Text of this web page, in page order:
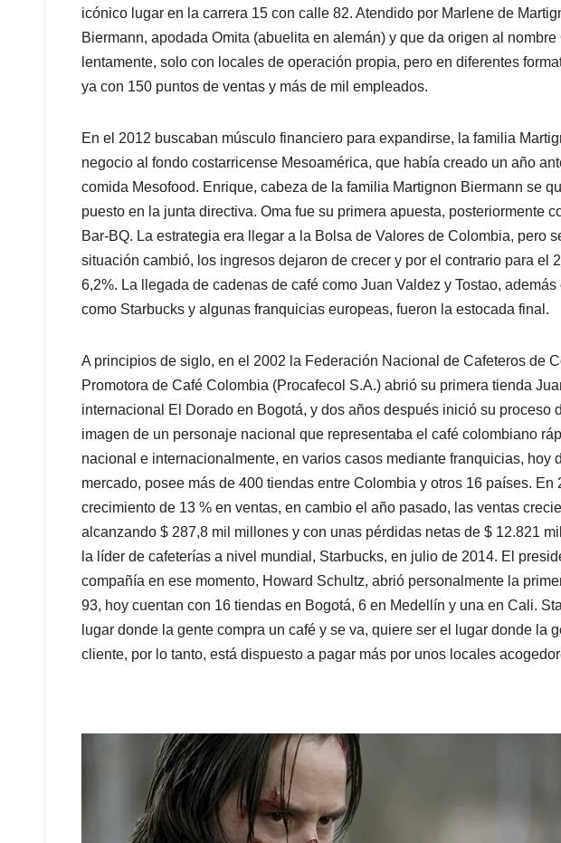
p
p
o
k
I
n
s
icónico lugar en la carrera 15 con calle 82. Atendido por Marlene de
Biermann, apodada Omita (abuelita en alemán) y que da origen al
lentamente, solo con locales de operación propia, pero en diferentes
ya con 150 puntos de ventas y más de mil empleados.
En el 2012 buscaban músculo financiero para expandirse, la familia
negocio al fondo costarricense Mesoamérica, que había creado un año
comida Mesofood. Enrique, cabeza de la familia Martignon Biermann se
puesto en la junta directiva. Oma fue su primera apuesta, posteriormente
Bar-BQ. La estrategia era llegar a la Bolsa de Valores de Colombia, pero
situación cambió, los ingresos dejaron de crecer y por el contrario para el
6,2%. La llegada de cadenas de café como Juan Valdez y Tostao,
como Starbucks y algunas franquicias europeas, fueron la estocada final.
A principios de siglo, en el 2002 la Federación Nacional de Cafeteros de
Promotora de Café Colombia (Procafecol S.A.) abrió su primera tienda
internacional El Dorado en Bogotá, y dos años después inició su proceso
imagen de un personaje nacional que representaba el café colombiano
nacional e internacionalmente, en varios casos mediante franquicias, hoy
mercado, posee más de 400 tiendas entre Colombia y otros 16 países. En
crecimiento de 13 % en ventas, en cambio el año pasado, las ventas
alcanzando $ 287,8 mil millones y con unas pérdidas netas de $ 12.821
la líder de cafeterías a nivel mundial, Starbucks, en julio de 2014. El
compañía en ese momento, Howard Schultz, abrió personalmente la
93, hoy cuentan con 16 tiendas en Bogotá, 6 en Medellín y una en Cali.
lugar donde la gente compra un café y se va, quiere ser el lugar donde la
cliente, por lo tanto, está dispuesto a pagar más por unos locales